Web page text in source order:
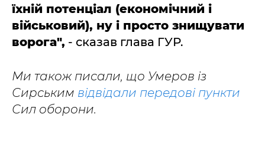
їхній потенціал (економічний і
військовий), ну і просто знищувати
ворога", - сказав глава ГУР.
Ми також писали, що Умеров із
Сирським відвідали передові пункти
Сил оборони.